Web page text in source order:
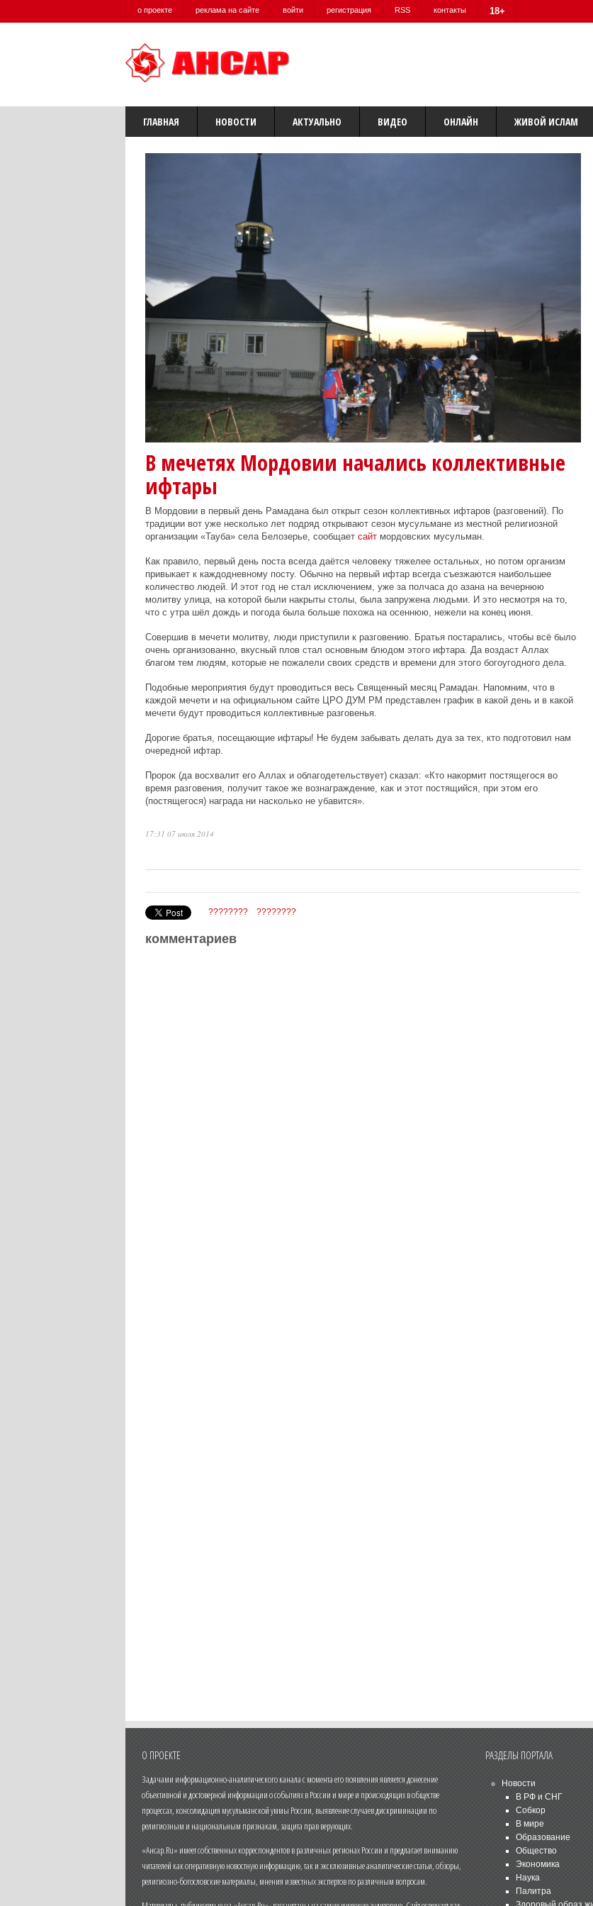
о проекте реклама на сайте войти регистрация RSS контакты 18+
ГЛАВНАЯ НОВОСТИ АКТУАЛЬНО ВИДЕО ОНЛАЙН ЖИВОЙ ИСЛАМ
В мечетях Мордовии начались коллективные
ифтары
В Мордовии в первый день Рамадана был открыт сезон коллективных ифтаров (разговений). По
традиции вот уже несколько лет подряд открывают сезон мусульмане из местной религиозной
организации «Тауба» села Белозерье, сообщает сайтмордовских мусульман.
Как правило, первый день поста всегда даётся человеку тяжелее остальных, но потом организм
привыкает к каждодневному посту. Обычно на первый ифтар всегда съезжаются наибольшее
количество людей. И этот год не стал исключением, уже за полчаса до азана на вечернюю
молитву улица, на которой были накрыты столы, была запружена людьми. И это несмотря на то,
что с утра шёл дождь и погода была больше похожа на осеннюю, нежели на конец июня.
Совершив в мечети молитву, люди приступили к разговению. Братья постарались, чтобы всё было
очень организованно, вкусный плов стал основным блюдом этого ифтара. Да воздаст Аллах
благом тем людям, которые не пожалели своих средств и времени для этого богоугодного дела.
Подобные мероприятия будут проводиться весь Священный месяц Рамадан. Напомним, что в
каждой мечети и на официальном сайте ЦРО ДУМ РМ представлен график в какой день и в какой
мечети будут проводиться коллективные разговенья.
Дорогие братья, посещающие ифтары! Не будем забывать делать дуа за тех, кто подготовил нам
очередной ифтар.
Пророк (да восхвалит его Аллах и облагодетельствует) сказал: «Кто накормит постящегося во
время разговения, получит такое же вознаграждение, как и этот постящийся, при этом его
(постящегося) награда ни насколько не убавится».
17:31 07 июля 2014
???????? ????????
комментариев
О ПРОЕКТЕ
Задачами информационно-аналитического канала с момента его появления является донесение
объективной и достоверной информации о событиях в России и мире и происходящих в обществе
процессах, консолидация мусульманской уммы России, выявление случаев дискриминации по
религиозным и национальным признакам, защита прав верующих.
«Ансар.Ru» имеет собственных корреспондентов в различных регионах России и предлагает вниманию
читателей как оперативную новостную информацию, так и эксклюзивные аналитические статьи, обзоры,
религиозно-богословские материалы, мнения известных экспертов по различным вопросам.
РАЗДЕЛЫ ПОРТАЛА
Новости
В РФ и СНГ
Собкор
В мире
Образование
Общество
Экономика
Наука
Палитра